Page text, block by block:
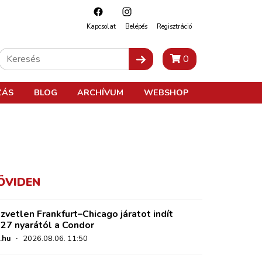
Kapcsolat Belépés Regisztráció
0
BLOG ARCHÍVUM WEBSHOP
Frankfurt–Chicago járatot indít
nyarától a Condor
· 2026.08.06. 11:50